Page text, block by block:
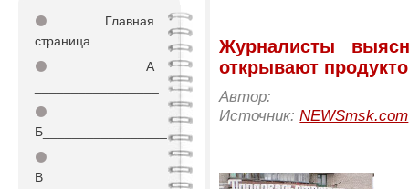
⚫
Главная
страница
⚫
А
⚫
Б_________________
⚫
В_________________
Журналисты
открывают
Автор:
Источник:NEWSmsk.com